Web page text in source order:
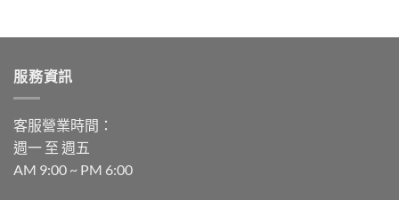
服務資訊
客服營業時間：
週一 至 週五
AM 9:00 ~ PM 6:00